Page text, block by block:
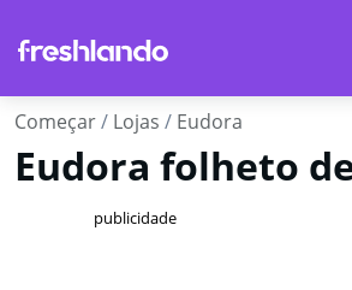
Começar Lojas Eudora
Eudora folheto
publicidade